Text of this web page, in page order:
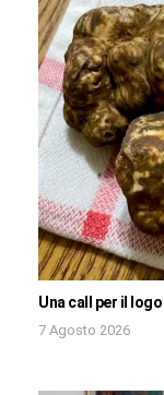
Una call per il
7 Agosto 2026